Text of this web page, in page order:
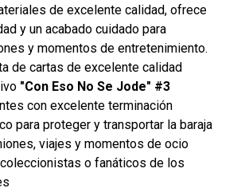
de excelente calidad, ofrece
y un acabado cuidado para
y momentos de entretenimiento.
de cartas de excelente calidad
"Con Eso No Se Jode" #3
con excelente terminación
para proteger y transportar la baraja
viajes y momentos de ocio
o fanáticos de los